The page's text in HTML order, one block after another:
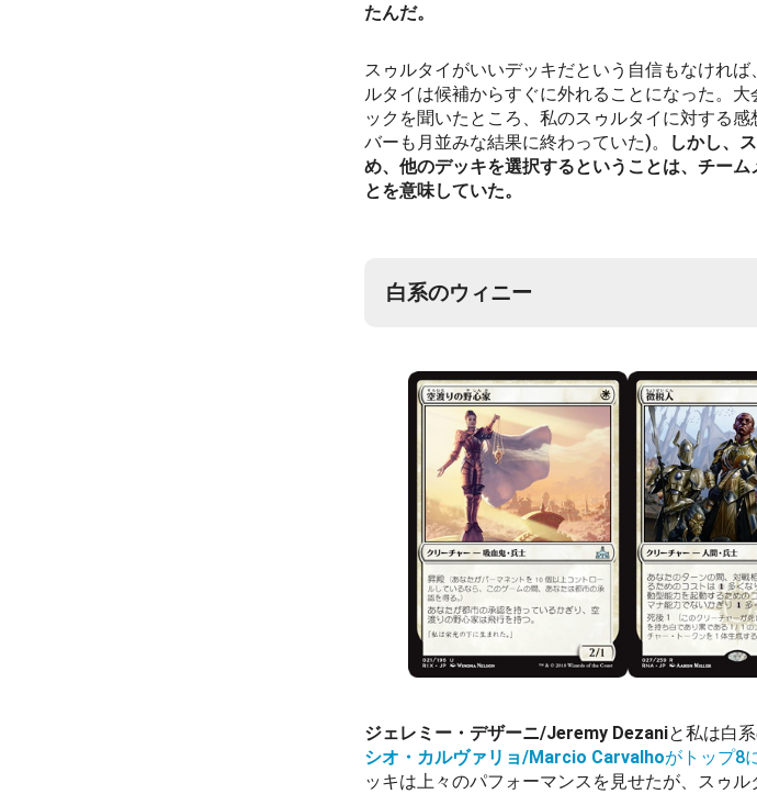
たんだ。
スゥルタイがいいデッキだという自信もなけれ
ルタイは候補からすぐに外れることになった。
ックを聞いたところ、私のスゥルタイに対する
バーも月並みな結果に終わっていた)。
しかし、
め、他のデッキを選択するということは、チー
とを意味していた。
白系のウィニー
ジェレミー・デザーニ/Jeremy Dezaniと私は白
シオ・カルヴァリョ/Marcio Carvalhoがトップ8
ッキは上々のパフォーマンスを見せたが、スゥ